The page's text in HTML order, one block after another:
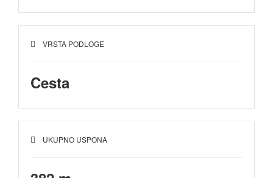
VRSTA PODLOGE
Cesta
UKUPNO USPONA